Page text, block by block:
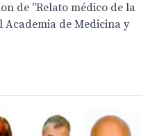
de "Relato médico de la
Academia de Medicina y